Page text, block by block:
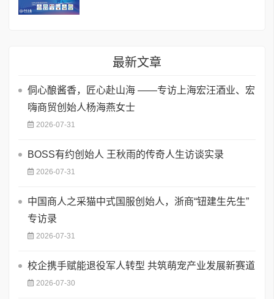
最新文章
侗心酿酱香，匠心赴山海 ——专访上海宏汪酒业、宏
嗨商贸创始人杨海燕女士
2026-07-31
BOSS有约创始人 王秋雨的传奇人生访谈实录
2026-07-31
中国商人之采猫中式国服创始人，浙商“钮建生先生”
专访录
2026-07-31
校企携手赋能退役军人转型 共筑萌宠产业发展新赛道
2026-07-30